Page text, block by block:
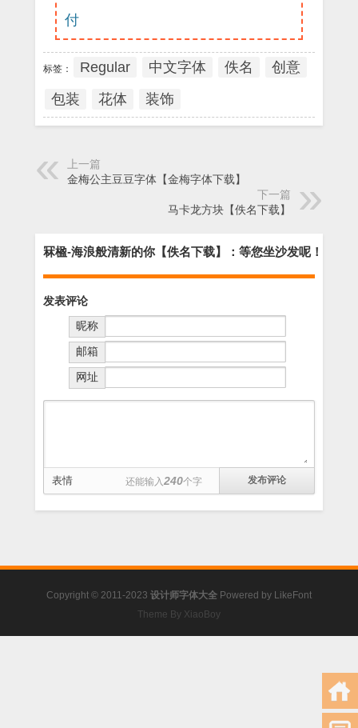
付
标签： Regular 中文字体 佚名
创意
包装
花体 装饰
上一篇
金梅公主豆豆字体【金梅字体下载】
下一篇
马卡龙方块【佚名下载】
冧楹-海浪般清新的你【佚名下载】：等您坐沙发呢！
发表评论
昵称
邮箱
网址
表情 还能输入 240个字
Copyright © 2011-2023 设计师字体大全 Powered by LikeFont
Theme By XiaoBoy